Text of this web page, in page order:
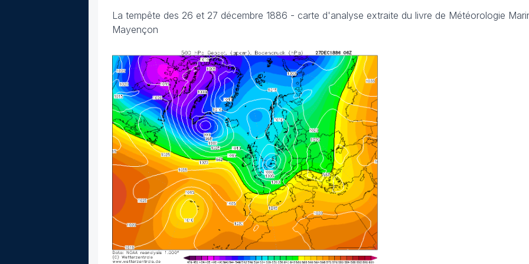
La tempête des 26 et 27 décembre 1886 - carte d'analyse extraite du livre de Météorologie
Mayençon